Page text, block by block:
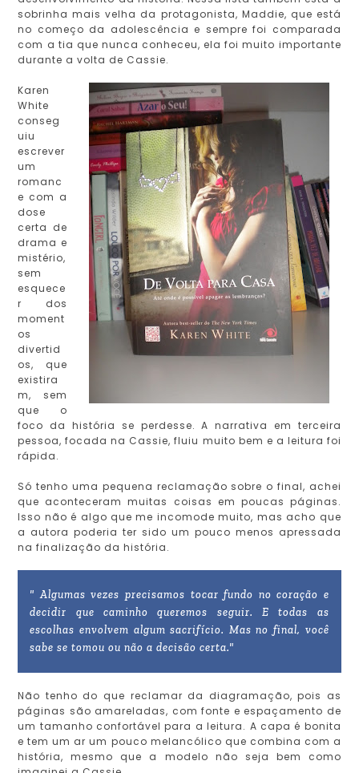
sobrinha mais velha da protagonista, Maddie, que está
no começo da adolescência e sempre foi comparada
com a tia que nunca conheceu, ela foi muito importante
durante a volta de Cassie.
Karen
White
conseg
uiu
escrever
um
romanc
e com a
dose
certa de
drama e
mistério,
sem
esquece
r dos
moment
os
divertid
os, que
existira
m, sem
que o
foco da história se perdesse. A narrativa em terceira
pessoa, focada na Cassie, fluiu muito bem e a leitura foi
rápida.
Só tenho uma pequena reclamação sobre o final, achei
que aconteceram muitas coisas em poucas páginas.
Isso não é algo que me incomode muito, mas acho que
a autora poderia ter sido um pouco menos apressada
na finalização da história.
" Algumas vezes precisamos tocar fundo no coração e
decidir que caminho queremos seguir. E todas as
escolhas envolvem algum sacrifício. Mas no final, você
sabe se tomou ou não a decisão certa."
Não tenho do que reclamar da diagramação, pois as
páginas são amareladas, com fonte e espaçamento de
um tamanho confortável para a leitura. A capa é bonita
e tem um ar um pouco melancólico que combina com a
história, mesmo que a modelo não seja bem como